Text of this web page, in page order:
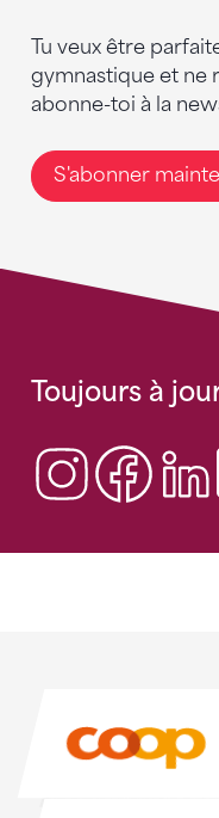
Tu veux être
gymnastique et ne
abonne-toi à la
S'abonner
Toujours à